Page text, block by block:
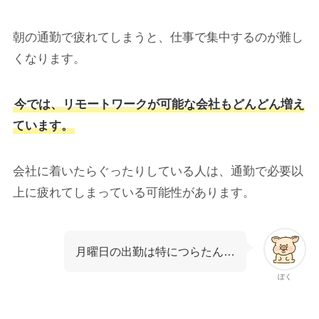
朝の通勤で疲れてしまうと、仕事で集中するのが難し
くなります。
今では、リモートワークが可能な会社もどんどん増え
ています。
会社に着いたらぐったりしている人は、通勤で必要以
上に疲れてしまっている可能性があります。
ぼく
月曜日の出勤は特につらたん…